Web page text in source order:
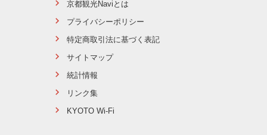
京都観光Naviとは
プライバシーポリシー
特定商取引法に基づく表記
サイトマップ
統計情報
リンク集
KYOTO Wi-Fi